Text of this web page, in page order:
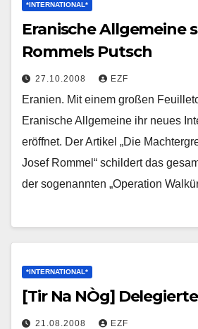
*INTERNATIONAL*
Eranische Allgemeine
Rommels Putsch
27.10.2008 EZF
Eranien. Mit einem großen
Eranische Allgemeine ihr neues
eröffnet. Der Artikel „Die
Josef Rommel“ schildert das
der sogenannten „Operation
*INTERNATIONAL*
[Tir Na NÒg]
21.08.2008 EZF